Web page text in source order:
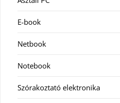
E-book
Netbook
Notebook
Szórakoztató elektronika